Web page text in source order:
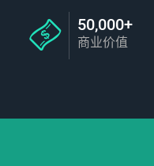
50,000+
商业价值